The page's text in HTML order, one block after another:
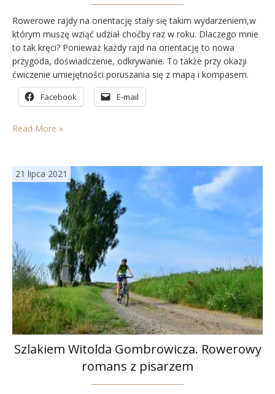
Rowerowe rajdy na orientację stały się takim wydarzeniem,w
którym muszę wziąć udział choćby raz w roku. Dlaczego mnie
to tak kręci? Ponieważ każdy rajd na orientację to nowa
przygoda, doświadczenie, odkrywanie. To także przy okazji
ćwiczenie umiejętności poruszania się z mapą i kompasem.
Przeliczanie kilometrów, skupienie uwagi na charakterystyce
mapy. Podczas rajdów na orientację umiejscowione w terenie
Facebook E-mail
Read More »
21 lipca 2021
Szlakiem Witolda Gombrowicza. Rowerowy
romans z pisarzem